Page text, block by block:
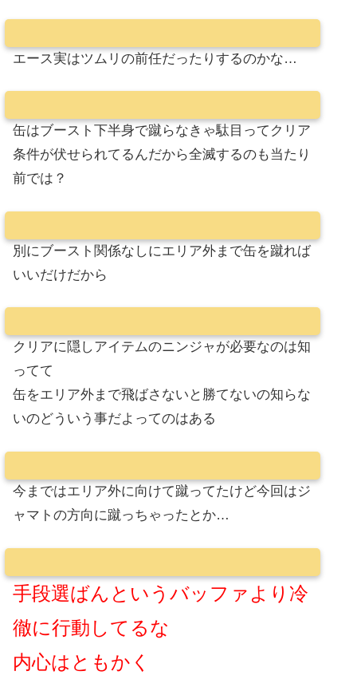
エース実はツムリの前任だったりするのかな…
缶はブースト下半身で蹴らなきゃ駄目ってクリア
条件が伏せられてるんだから全滅するのも当たり
前では？
別にブースト関係なしにエリア外まで缶を蹴れば
いいだけだから
クリアに隠しアイテムのニンジャが必要なのは知
ってて
缶をエリア外まで飛ばさないと勝てないの知らな
いのどういう事だよってのはある
今まではエリア外に向けて蹴ってたけど今回はジ
ャマトの方向に蹴っちゃったとか…
手段選ばんというバッファより冷
徹に行動してるな
内心はともかく